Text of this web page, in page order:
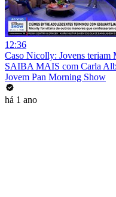
12:36
Caso Nicolly: Jovens
SAIBA MAIS com Carla
Jovem Pan Morning Show
há 1 ano